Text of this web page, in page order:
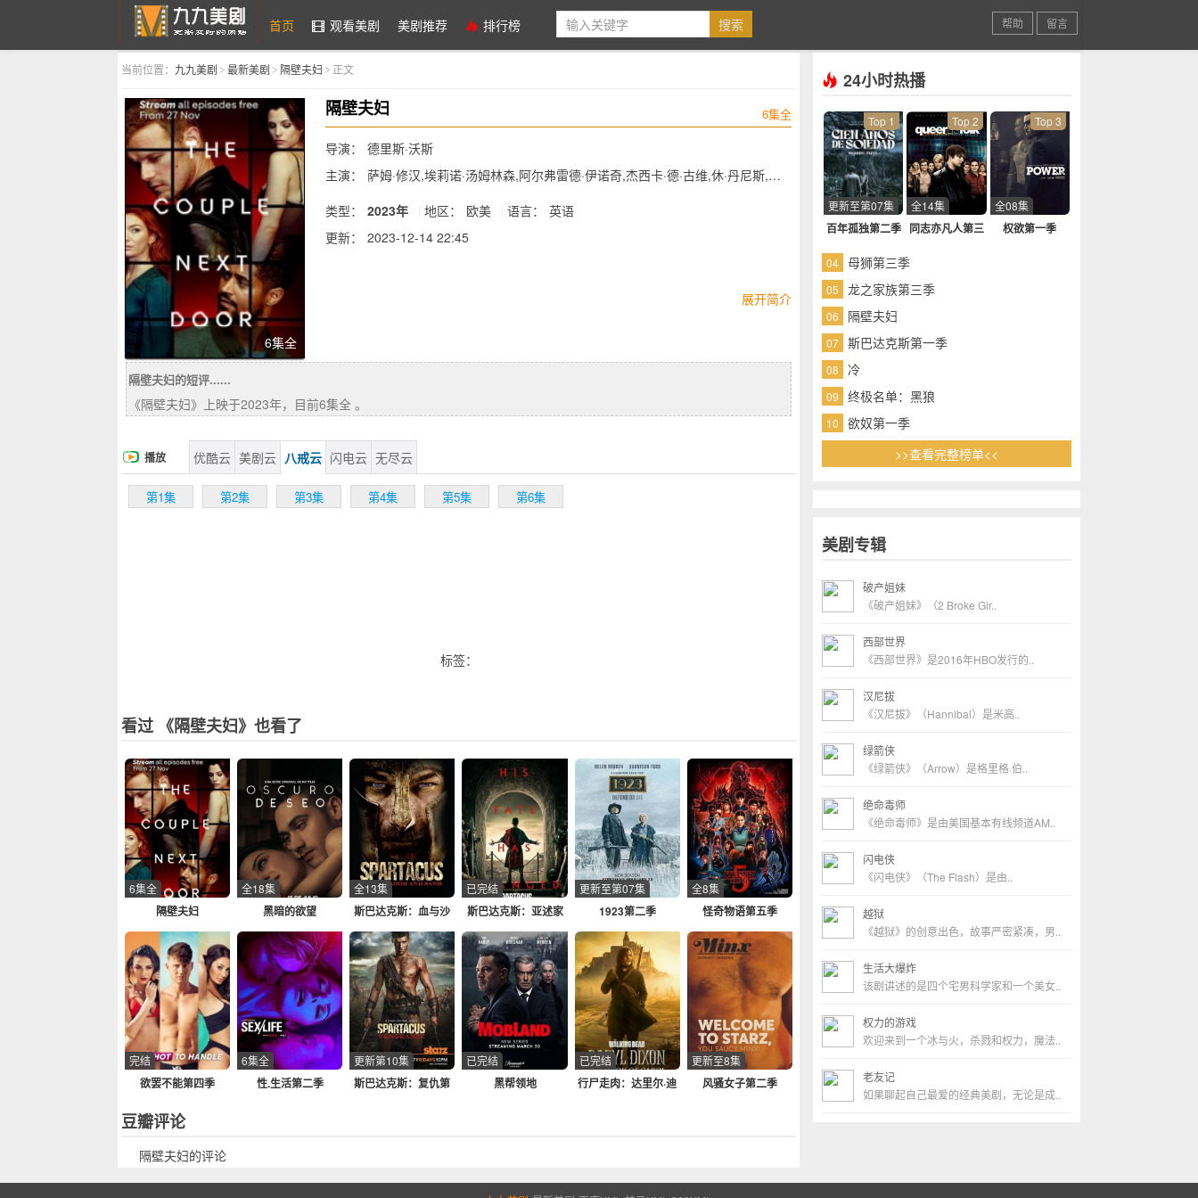
首页 观看美剧 美剧推荐 排行榜 帮助 留言
当前位置： 九九美剧 > 最新美剧 > 隔壁夫妇 > 正文
6集全
隔壁夫妇 6集全
导演：
德里斯·沃斯
主演：
萨姆·修汉,埃莉诺·汤姆林森,阿尔弗雷德·伊诺奇,杰西卡·德·古维,休·丹尼斯,凯
类型：
2023年 地区： 欧美 语言：
英语
更新：
2023-12-14 22:45
Lapena的同名小说改编剧《隔壁夫妇 The Couple Next Door》，这部剧集由Lila
罪而有所交集，其后更演变互揭疮疤的事件。
展开简介
隔壁夫妇的短评......
《隔壁夫妇》上映于2023年，目前6集全 。
播放 优酷云 美剧云 八戒云 闪电云 无尽云
第1集 第2集 第3集 第4集 第5集 第6集
标签：
看过 《隔壁夫妇》也看了
隔壁夫妇
6集全
黑暗的欲望
全18集
斯巴达克斯：血与沙
全13集
斯巴达克斯：亚述家
族
已完结
1923第二季
更新至第07集
怪奇物语第五季
全8集
欲罢不能第四季
完结
性.生活第二季
6集全
斯巴达克斯：复仇第
更新第10集
黑帮领地
已完结
行尸走肉：达里尔·迪
已完结
风骚女子第二季
更新至8集
豆瓣评论
隔壁夫妇的评论
24小时热播
百年孤独第二季
Top 1
更新至第07集
同志亦凡人第三
Top 2
全14集
权欲第一季
Top 3
全08集
04 母狮第三季
05 龙之家族第三季
06 隔壁夫妇
07 斯巴达克斯第一季
08 冷
09 终极名单：黑狼
10
欲奴第一季
>>查看完整榜单<<
美剧专辑
破产姐妹
《破产姐妹》（2 Broke Gir..
西部世界
《西部世界》是2016年HBO发行的..
汉尼拔
《汉尼拔》（Hannibal）是米高..
绿箭侠
《绿箭侠》（Arrow）是格里格·伯..
绝命毒师
《绝命毒师》是由美国基本有线频道AM..
闪电侠
《闪电侠》（The Flash）是由..
越狱
《越狱》的创意出色，故事严密紧凑，男..
生活大爆炸
该剧讲述的是四个宅男科学家和一个美女..
权力的游戏
欢迎来到一个冰与火，杀戮和权力，魔法..
老友记
如果聊起自己最爱的经典美剧，无论是成..